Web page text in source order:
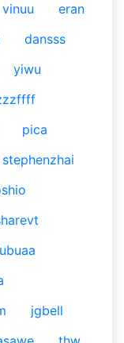
vinuu
eran
dansss
yiwu
pica
stephenzhai
jgbell